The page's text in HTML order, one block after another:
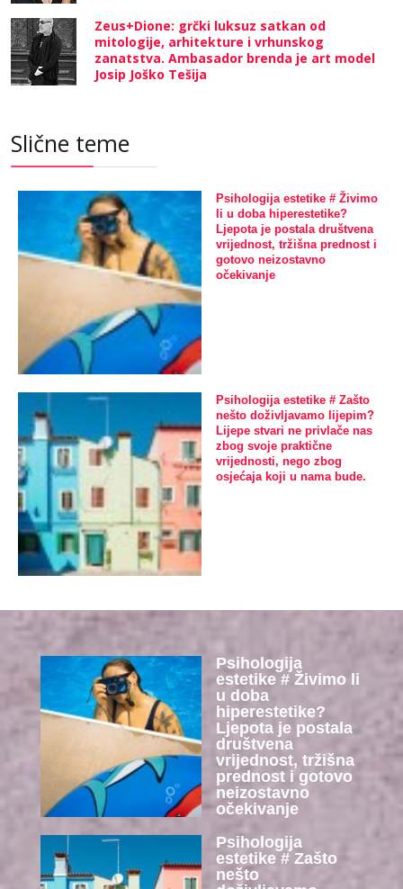
Zeus+Dione: grčki luksuz satkan od
mitologije, arhitekture i vrhunskog
zanatstva. Ambasador brenda je art model
Josip Joško Tešija
Slične teme
Psihologija estetike # Živimo
li u doba hiperestetike?
Ljepota je postala društvena
vrijednost, tržišna prednost i
gotovo neizostavno
očekivanje
Psihologija estetike # Zašto
nešto doživljavamo lijepim?
Lijepe stvari ne privlače nas
zbog svoje praktične
vrijednosti, nego zbog
osjećaja koji u nama bude.
Psihologija
estetike # Živimo li
u doba
hiperestetike?
Ljepota je postala
društvena
vrijednost, tržišna
prednost i gotovo
neizostavno
očekivanje
Psihologija
estetike # Zašto
nešto